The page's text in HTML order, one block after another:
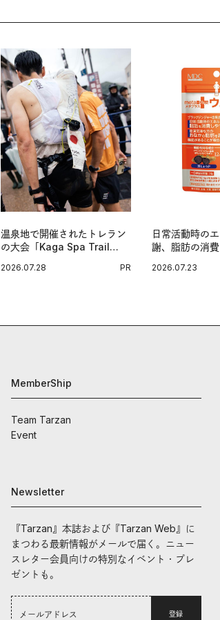
温泉地で開催されたトレラン
の大会「Kaga Spa Trail
UTMB」。本戦を夢見るラン
2026.07.28 PR
日常活動時の
謝、脂肪の消
体メンテ習慣。
2026.07.23
MemberShip
Team Tarzan
Event
Newsletter
『Tarzan』本誌および『Tarzan Web』に
まつわる最新情報がメールで届く。ニュー
スレター会員向けの特別なイベント・プレ
ゼントも。
登録